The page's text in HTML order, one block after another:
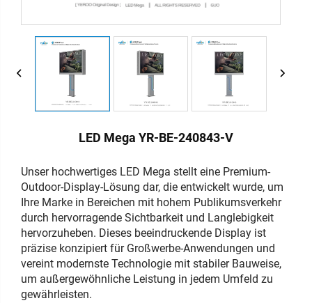
LED Mega YR-BE-240843-V
Unser hochwertiges LED Mega stellt eine Premium-
Outdoor-Display-Lösung dar, die entwickelt wurde, um
Ihre Marke in Bereichen mit hohem Publikumsverkehr
durch hervorragende Sichtbarkeit und Langlebigkeit
hervorzuheben. Dieses beeindruckende Display ist
präzise konzipiert für Großwerbe-Anwendungen und
vereint modernste Technologie mit stabiler Bauweise,
um außergewöhnliche Leistung in jedem Umfeld zu
gewährleisten.